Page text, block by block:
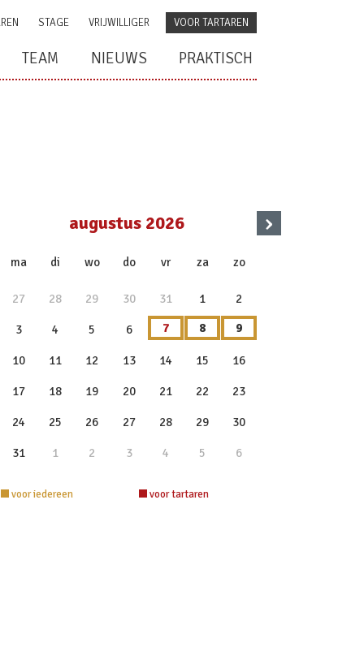
VOOR TARTAREN
STAGE VRIJWILLIGER
TEAM NIEUWS PRAKTISCH
augustus 2026
ma di wo do vr za zo
27 28 29 30 31 1 2
3 4 5 6 7 8 9
10 11 12 13 14 15 16
17 18 19 20 21 22 23
24 25 26 27 28 29 30
31 1 2 3 4 5 6
›
voor iedereen voor tartaren